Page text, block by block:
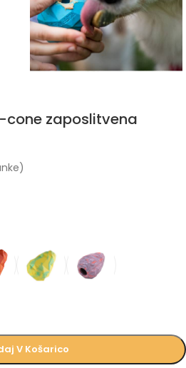
zaposlitvena
V Košarico